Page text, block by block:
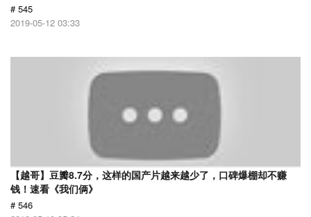
# 545
2019-05-12 03:33
【越哥】豆瓣8.7分，这样的国产片越来越少了，口碑爆棚却不赚
钱！速看《我们俩》
# 546